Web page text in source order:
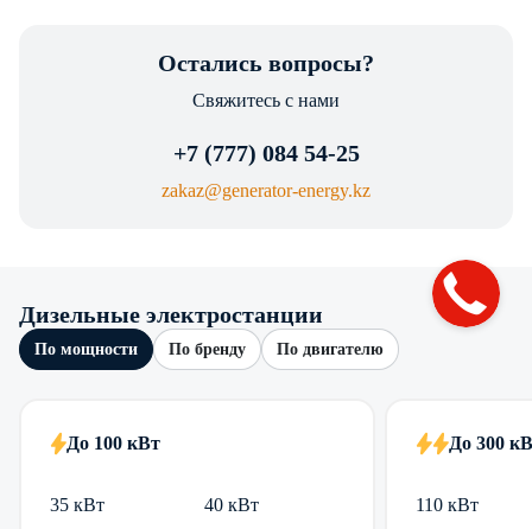
Остались вопросы?
Свяжитесь с нами
+7 (777) 084 54-25
zakaz@generator-energy.kz
Дизельные электростанции
По мощности По бренду По двигателю
До 100 кВт
35 кВт
40 кВт
До 300
110 кВт